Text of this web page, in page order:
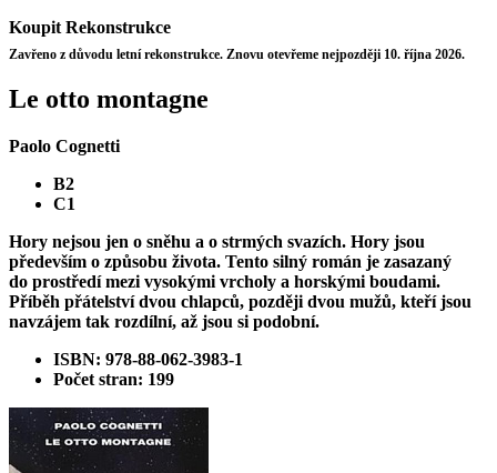
Koupit Rekonstrukce
Zavřeno z důvodu letní rekonstrukce. Znovu otevřeme nejpozději 10. října 2026.
Le otto montagne
Paolo Cognetti
B2
C1
Hory nejsou jen o sněhu a o strmých svazích. Hory jsou
především o způsobu života. Tento silný román je zasazaný
do prostředí mezi vysokými vrcholy a horskými boudami.
Příběh přátelství dvou chlapců, později dvou mužů, kteří jsou
navzájem tak rozdílní, až jsou si podobní.
ISBN: 978-88-062-3983-1
Počet stran: 199